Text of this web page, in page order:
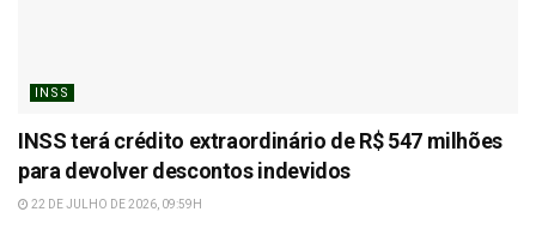
INSS
INSS terá crédito extraordinário de R$ 547 milhões
para devolver descontos indevidos
22 DE JULHO DE 2026, 09:59H